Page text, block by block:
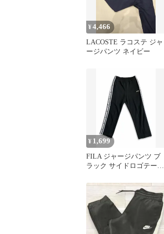
¥4,466
LACOSTE ラコステ ジャ
ージパンツ ネイビー
¥ 1,699
FILA ジャージパンツ ブ
ラック サイドロゴテープ